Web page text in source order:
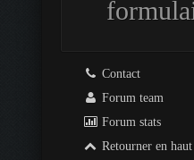
Contact
Forum team
Forum stats
Retourner en haut